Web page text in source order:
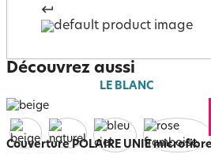
Découvrez aussi
LE BLANC
Couverture POLAIRE UNIE